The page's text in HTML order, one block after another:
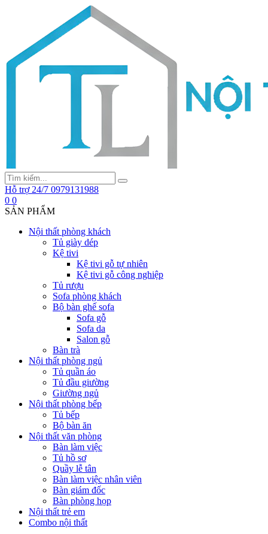
Hỗ trợ 24/7 0979131988
0 0
SẢN PHẨM
Nội thất phòng khách
Tủ giày dép
Kệ tivi
Kệ tivi gỗ tự nhiên
Kệ tivi gỗ công nghiệp
Tủ rượu
Sofa phòng khách
Bộ bàn ghế sofa
Sofa gỗ
Sofa da
Salon gỗ
Bàn trà
Nội thất phòng ngủ
Tủ quần áo
Tủ đầu giường
Giường ngủ
Nội thất phòng bếp
Tủ bếp
Bộ bàn ăn
Nội thất văn phòng
Bàn làm việc
Tủ hồ sơ
Quầy lễ tân
Bàn làm việc nhân viên
Bàn giám đốc
Bàn phòng họp
Nội thất trẻ em
Combo nội thất